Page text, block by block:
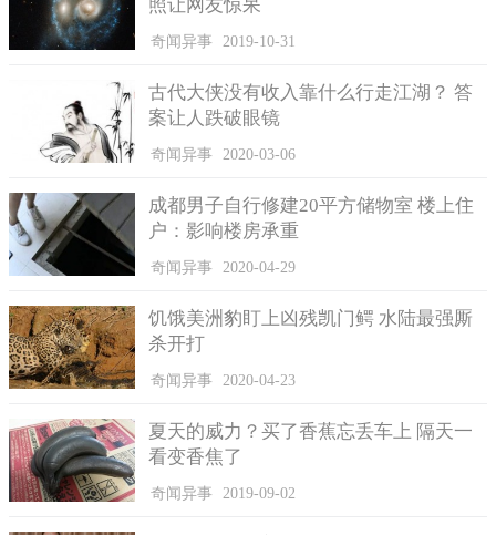
照让网友惊呆
奇闻异事 2019-10-31
古代大侠没有收入靠什么行走江湖？ 答
案让人跌破眼镜
奇闻异事 2020-03-06
成都男子自行修建20平方储物室 楼上住
户：影响楼房承重
奇闻异事 2020-04-29
饥饿美洲豹盯上凶残凯门鳄 水陆最强厮
杀开打
奇闻异事 2020-04-23
夏天的威力？买了香蕉忘丢车上 隔天一
看变香焦了
奇闻异事 2019-09-02